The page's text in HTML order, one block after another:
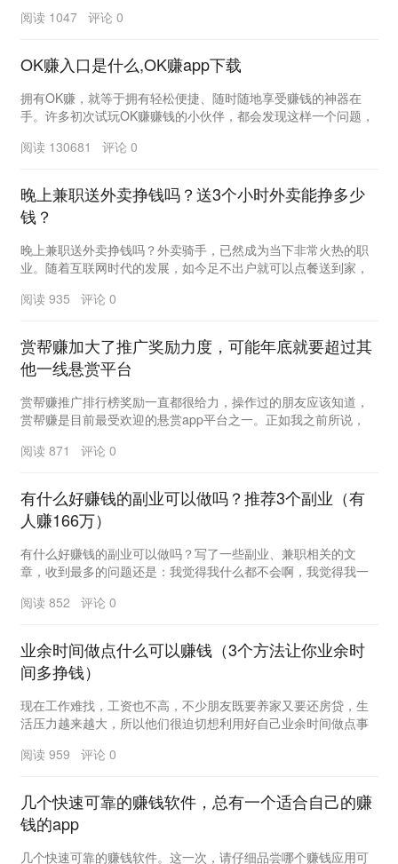
阅读 1047 评论 0
OK赚入口是什么,OK赚app下载
拥有OK赚，就等于拥有轻松便捷、随时随地享受赚钱的神器在
手。许多初次试玩OK赚赚钱的小伙伴，都会发现这样一个问题，
阅读 130681 评论 0
晚上兼职送外卖挣钱吗？送3个小时外卖能挣多少
钱？
晚上兼职送外卖挣钱吗？外卖骑手，已然成为当下非常火热的职
业。随着互联网时代的发展，如今足不出户就可以点餐送到家，
阅读 935 评论 0
赏帮赚加大了推广奖励力度，可能年底就要超过其
他一线悬赏平台
赏帮赚推广排行榜奖励一直都很给力，操作过的朋友应该知道，
赏帮赚是目前最受欢迎的悬赏app平台之一。正如我之前所说，
阅读 871 评论 0
有什么好赚钱的副业可以做吗？推荐3个副业（有
人赚166万）
有什么好赚钱的副业可以做吗？写了一些副业、兼职相关的文
章，收到最多的问题还是：我觉得我什么都不会啊，我觉得我一
阅读 852 评论 0
业余时间做点什么可以赚钱（3个方法让你业余时
间多挣钱）
现在工作难找，工资也不高，不少朋友既要养家又要还房贷，生
活压力越来越大，所以他们很迫切想利用好自己业余时间做点事
阅读 959 评论 0
几个快速可靠的赚钱软件，总有一个适合自己的赚
钱的app
几个快速可靠的赚钱软件。这一次，请仔细品尝哪个赚钱应用可